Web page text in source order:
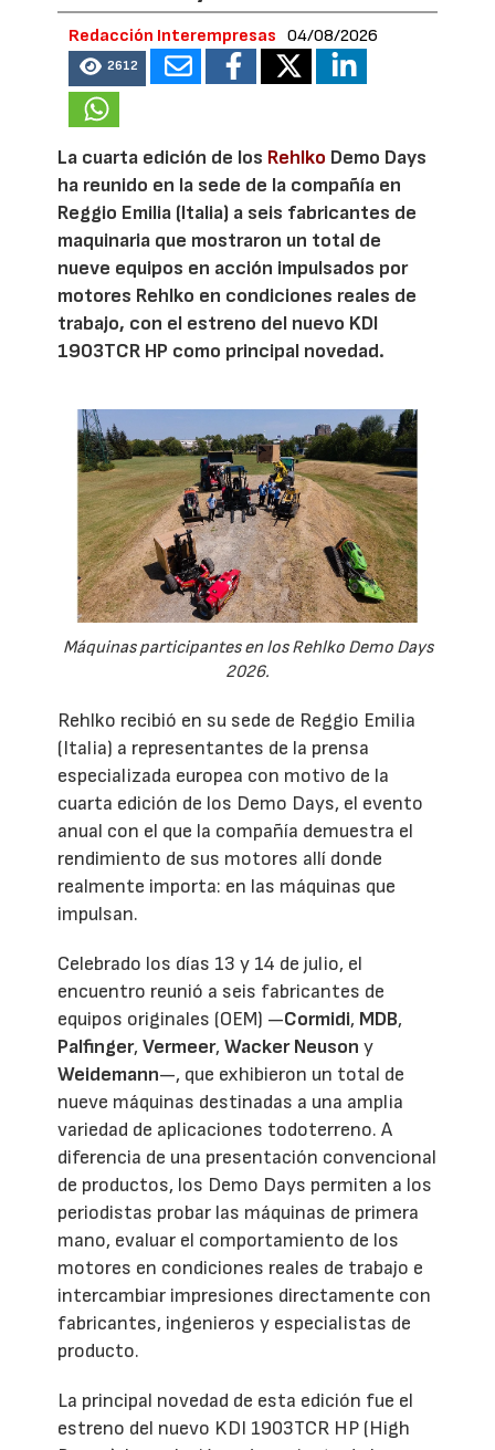
Redacción Interempresas 04/08/2026
2612
La cuarta edición de los Rehlko Demo Days
ha reunido en la sede de la compañía en
Reggio Emilia (Italia) a seis fabricantes de
maquinaria que mostraron un total de
nueve equipos en acción impulsados por
motores Rehlko en condiciones reales de
trabajo, con el estreno del nuevo KDI
1903TCR HP como principal novedad.
Máquinas participantes en los Rehlko Demo Days
2026.
Rehlko recibió en su sede de Reggio Emilia
(Italia) a representantes de la prensa
especializada europea con motivo de la
cuarta edición de los Demo Days, el evento
anual con el que la compañía demuestra el
rendimiento de sus motores allí donde
realmente importa: en las máquinas que
impulsan.
Celebrado los días 13 y 14 de julio, el
encuentro reunió a seis fabricantes de
equipos originales (OEM) —Cormidi, MDB,
Palfinger,Vermeer,Wacker Neuson y
Weidemann—, que exhibieron un total de
nueve máquinas destinadas a una amplia
variedad de aplicaciones todoterreno. A
diferencia de una presentación convencional
de productos, los Demo Days permiten a los
periodistas probar las máquinas de primera
mano, evaluar el comportamiento de los
motores en condiciones reales de trabajo e
intercambiar impresiones directamente con
fabricantes, ingenieros y especialistas de
producto.
La principal novedad de esta edición fue el
estreno del nuevo KDI 1903TCR HP (High